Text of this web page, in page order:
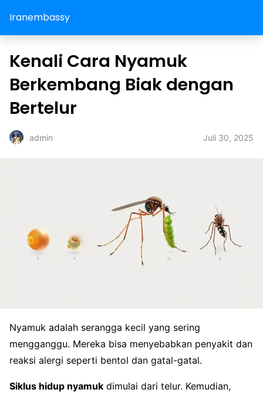
Iranembassy
Kenali Cara Nyamuk
Berkembang Biak dengan
Bertelur
admin Juli 30, 2025
Nyamuk adalah serangga kecil yang sering
mengganggu. Mereka bisa menyebabkan penyakit dan
reaksi alergi seperti bentol dan gatal-gatal.
Siklus hidup nyamuk dimulai dari telur. Kemudian,